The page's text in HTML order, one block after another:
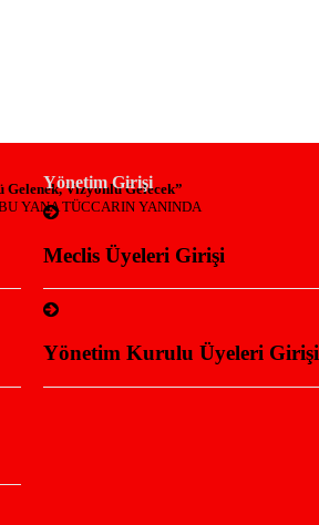
Gelenek, Vizyonlu Gelecek”
YANA TÜCCARIN YANINDA
Yönetim Girişi
Meclis Üyeleri Girişi
Yönetim Kurulu Üyeleri Girişi